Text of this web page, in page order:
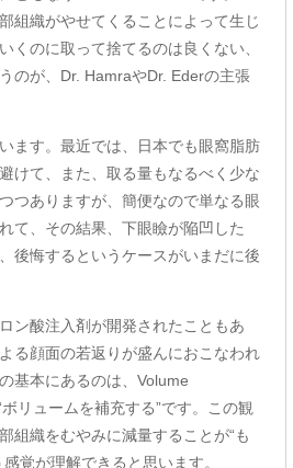
組織がやせてくることによって生じ
くのに取って捨てるのは良くない、
のが、Dr. HamraやDr. Ederの主張
ます。最近では、日本でも眼窩脂肪
けて、また、取る量もなるべく少な
つありますが、簡便なので単なる眼
て、その結果、下眼瞼が陥凹した
後悔するというケースがいまだに後
ン酸注入剤が開発されたこともあ
る顔面の若返りが盛んにおこなわれ
基本にあるのは、Volume
リュームを補充する”です。この観
組織をむやみに減量することが“も
覚が理解できると思います。